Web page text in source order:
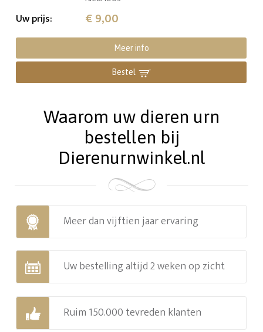
Uw prijs: € 9,00
Meer info
Bestel
Waarom uw dieren urn
bestellen bij
Dierenurnwinkel.nl
Meer dan vijftien jaar ervaring
Uw bestelling altijd 2 weken op zicht
Ruim 150.000 tevreden klanten